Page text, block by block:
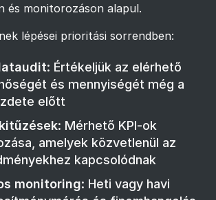
és monitorozáson alapul.
lépései prioritási sorrendben:
: Értékeljük az elérhető
és mennyiségét még a
előtt
: Mérhető KPI-ok
amelyek közvetlenül az
kapcsolódnak
monitoring: Heti vagy havi